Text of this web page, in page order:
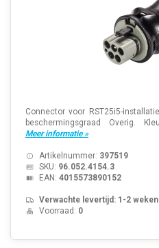
Connector voor RST25i5-
beschermingsgraad Overig.
Meer informatie »
Artikelnummer: 397519
SKU: 96.052.4154.3
EAN: 4015573890152
Verwachte levertijd: 1-2 weken
Voorraad: 0